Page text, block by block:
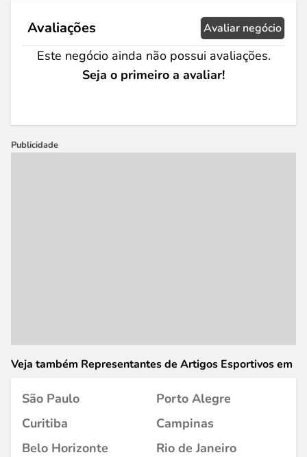
Avaliações Avaliar negócio
Este negócio ainda não possui avaliações.
Seja o primeiro a avaliar!
Publicidade
Veja também Representantes de Artigos Esportivos em
São Paulo
Porto Alegre
Curitiba
Campinas
Belo Horizonte
Rio de Janeiro